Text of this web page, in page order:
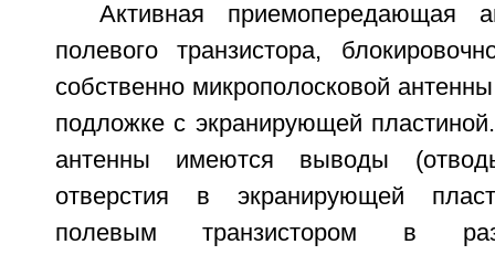
Активная приемопередающая
полевого транзистора,
собственно микрополосковой
подложке с экранирующей
антенны имеются выводы
отверстия в экранирующей
полевым транзистором в